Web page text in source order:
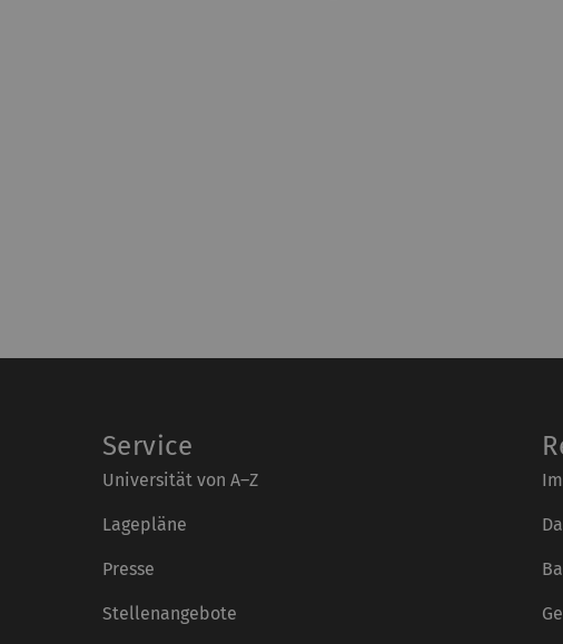
Service
Universität von A–Z
Lagepläne
Presse
Stellenangebote